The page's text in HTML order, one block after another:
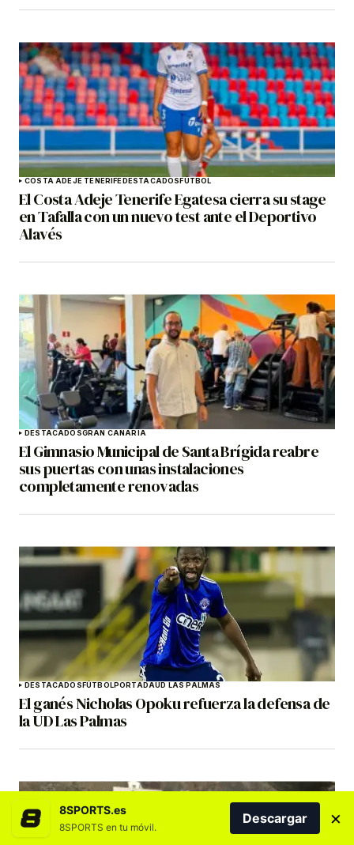
COSTA ADEJE TENERIFE DESTACADOS FÚTBOL
El Costa Adeje Tenerife Egatesa cierra su stage
en Tafalla con un nuevo test ante el Deportivo
Alavés
DESTACADOSGRAN CANARIA
El Gimnasio Municipal de Santa Brígida reabre
sus puertas con unas instalaciones
completamente renovadas
DESTACADOS FÚTBOLPORTADAUD LAS PALMAS
El ganés Nicholas Opoku refuerza la defensa de
la UD Las Palmas
8SPORTS.es
8SPORTS en tu móvil.
Descargar ×